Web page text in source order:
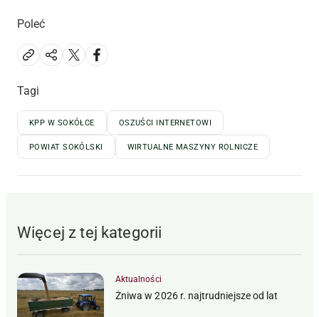
Poleć
Tagi
KPP W SOKÓŁCE OSZUŚCI INTERNETOWI
POWIAT SOKÓLSKI WIRTUALNE MASZYNY ROLNICZE
Więcej z tej kategorii
Aktualności
Żniwa w 2026 r. najtrudniejsze od lat